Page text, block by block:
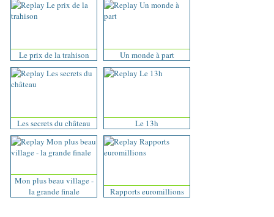
Le prix de la trahison Un monde à part
Les secrets du château Le 13h
Mon plus beau village -
la grande finale
Rapports euromillions